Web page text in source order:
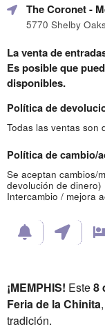
The Coronet-
5770 Shelby
La venta de
Es posible que
disponibles.
Política de
Todas las ventas son
Política de cambio/
Se aceptan cambios/
devolución de dinero)
Intercambio / mejora
¡MEMPHIS! Este8
Feria de la Chinita
tradición.